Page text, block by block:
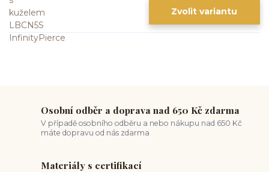
Zvolit variantu
Osobní odběr a doprava nad 650 Kč zdarma
V případě osobního odběru a nebo nákupu nad 650 Kč
máte dopravu od nás zdarma
Materiály s certifikací